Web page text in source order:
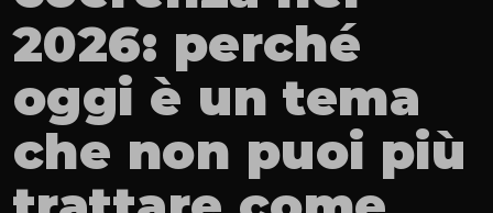
2026: perché
oggi è un tema
che non puoi più